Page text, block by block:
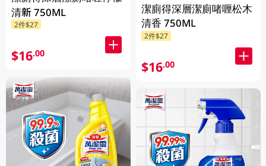
清新 750ML
2件$27
$16.00
潔廁得深層潔廁啫喱松木
清香 750ML
2件$27
$16.00